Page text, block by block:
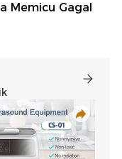
Memicu Gagal